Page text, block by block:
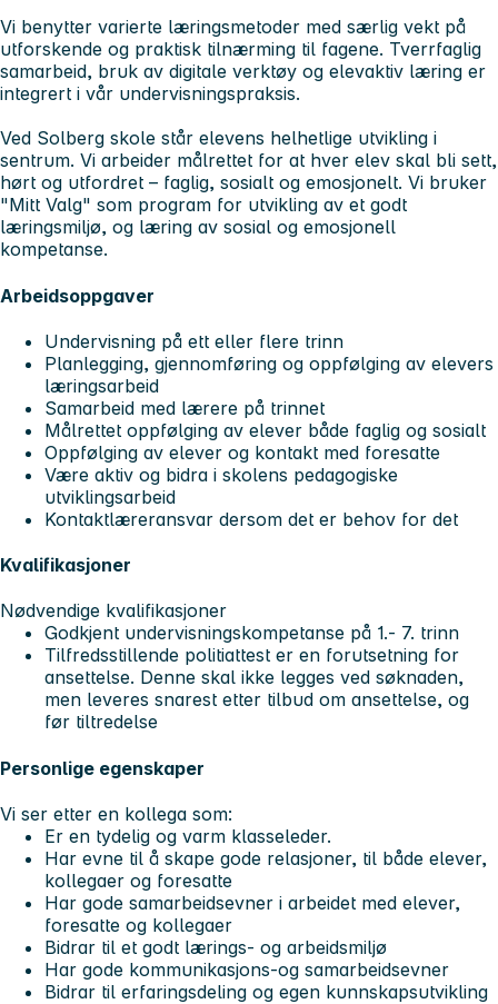
Vi benytter varierte læringsmetoder med særlig vekt på
utforskende og praktisk tilnærming til fagene. Tverrfaglig
samarbeid, bruk av digitale verktøy og elevaktiv læring er
integrert i vår undervisningspraksis.
Ved Solberg skole står elevens helhetlige utvikling i
sentrum. Vi arbeider målrettet for at hver elev skal bli sett,
hørt og utfordret – faglig, sosialt og emosjonelt. Vi bruker
"Mitt Valg" som program for utvikling av et godt
læringsmiljø, og læring av sosial og emosjonell
kompetanse.
Arbeidsoppgaver
Undervisning på ett eller flere trinn
Planlegging, gjennomføring og oppfølging av elevers
læringsarbeid
Samarbeid med lærere på trinnet
Målrettet oppfølging av elever både faglig og sosialt
Oppfølging av elever og kontakt med foresatte
Være aktiv og bidra i skolens pedagogiske
utviklingsarbeid
Kontaktlæreransvar dersom det er behov for det
Kvalifikasjoner
Nødvendige kvalifikasjoner
Godkjent undervisningskompetanse på 1.- 7. trinn
Tilfredsstillende politiattest er en forutsetning for
ansettelse. Denne skal ikke legges ved søknaden,
men leveres snarest etter tilbud om ansettelse, og
før tiltredelse
Personlige egenskaper
Vi ser etter en kollega som:
Er en tydelig og varm klasseleder.
Har evne til å skape gode relasjoner, til både elever,
kollegaer og foresatte
Har gode samarbeidsevner i arbeidet med elever,
foresatte og kollegaer
Bidrar til et godt lærings- og arbeidsmiljø
Har gode kommunikasjons-og samarbeidsevner
Bidrar til erfaringsdeling og egen kunnskapsutvikling